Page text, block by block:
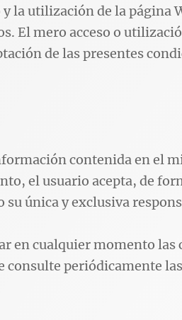
la utilización de la página
El mero acceso o
de las presentes
contenida en el
el usuario acepta, de
su única y exclusiva
en cualquier momento las
consulte periódicamente